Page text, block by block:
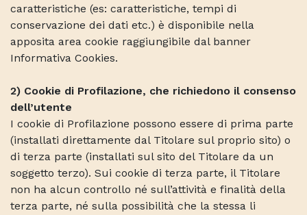
caratteristiche (es: caratteristiche, tempi di
conservazione dei dati etc.) è disponibile nella
apposita area cookie raggiungibile dal banner
Informativa Cookies.
2) Cookie di Profilazione, che richiedono il consenso
dell’utente
I cookie di Profilazione possono essere di prima parte
(installati direttamente dal Titolare sul proprio sito) o
di terza parte (installati sul sito del Titolare da un
soggetto terzo). Sui cookie di terza parte, il Titolare
non ha alcun controllo né sull’attività e finalità della
terza parte, né sulla possibilità che la stessa li